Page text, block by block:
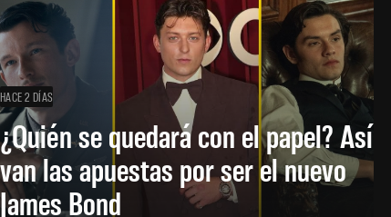
HACE 2 DÍAS
¿Quién se quedará con el papel? Así
van las apuestas por ser el nuevo
James Bond